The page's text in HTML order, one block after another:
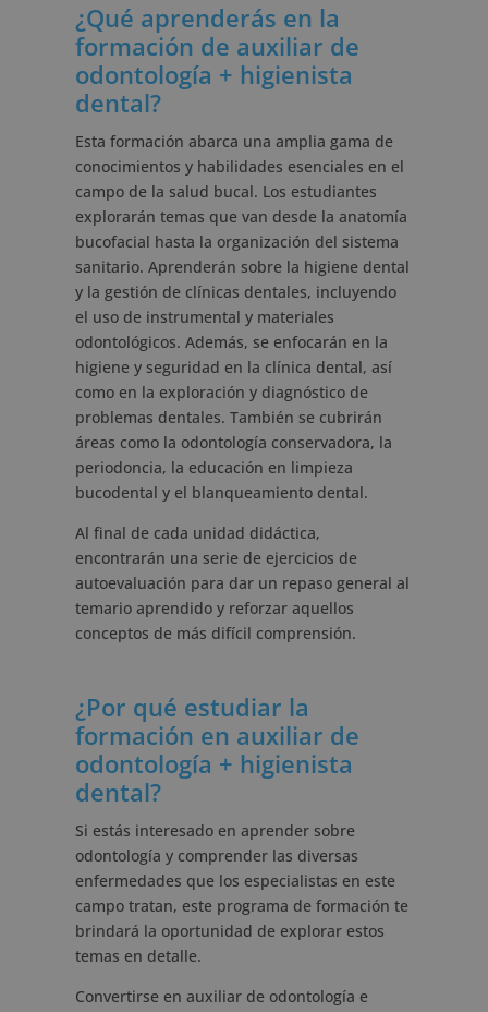
¿Qué aprenderás en la
formación de auxiliar de
odontología + higienista
dental?
Esta formación abarca una amplia gama de
conocimientos y habilidades esenciales en el
campo de la salud bucal. Los estudiantes
explorarán temas que van desde la anatomía
bucofacial hasta la organización del sistema
sanitario. Aprenderán sobre la higiene dental
y la gestión de clínicas dentales, incluyendo
el uso de instrumental y materiales
odontológicos. Además, se enfocarán en la
higiene y seguridad en la clínica dental, así
como en la exploración y diagnóstico de
problemas dentales. También se cubrirán
áreas como la odontología conservadora, la
periodoncia, la educación en limpieza
bucodental y el blanqueamiento dental.
Al final de cada unidad didáctica,
encontrarán una serie de ejercicios de
autoevaluación para dar un repaso general al
temario aprendido y reforzar aquellos
conceptos de más difícil comprensión.
¿Por qué estudiar la
formación en auxiliar de
odontología + higienista
dental?
Si estás interesado en aprender sobre
odontología y comprender las diversas
enfermedades que los especialistas en este
campo tratan, este programa de formación te
brindará la oportunidad de explorar estos
temas en detalle.
Convertirse en auxiliar de odontología e